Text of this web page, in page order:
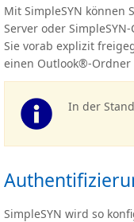
Mit SimpleSYN können
Server oder
Sie vorab explizit
einen Outlook®-Ordner
In der
SimpleSYN wird so